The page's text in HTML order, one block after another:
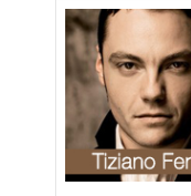
d’indossare
magliette anti-
gay